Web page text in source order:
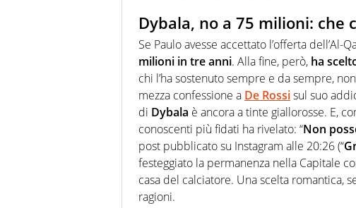
Dybala, no a 75 milioni: che
Se Paulo avesse accettato l’offerta
milioni in tre anni. Alla fine, però, ha
chi l’ha sostenuto sempre e da sempre,
mezza confessione a De Rossisul suo
di Dybala è ancora a tinte giallorosse. E,
conoscenti più fidati ha rivelato: “Non
post pubblicato su Instagram alle 20:26 (“
festeggiato la permanenza nella Capitale
casa del calciatore. Una scelta romantica,
ragioni.